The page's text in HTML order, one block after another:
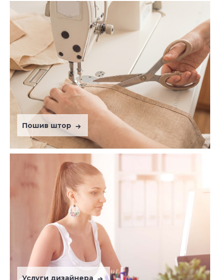
Пошив штор
Услуги дизайнера